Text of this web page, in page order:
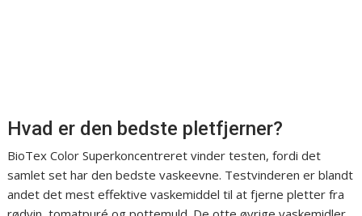
Hvad er den bedste pletfjerner?
BioTex Color Superkoncentreret vinder testen, fordi det
samlet set har den bedste vaskeevne. Testvinderen er blandt
andet det mest effektive vaskemiddel til at fjerne pletter fra